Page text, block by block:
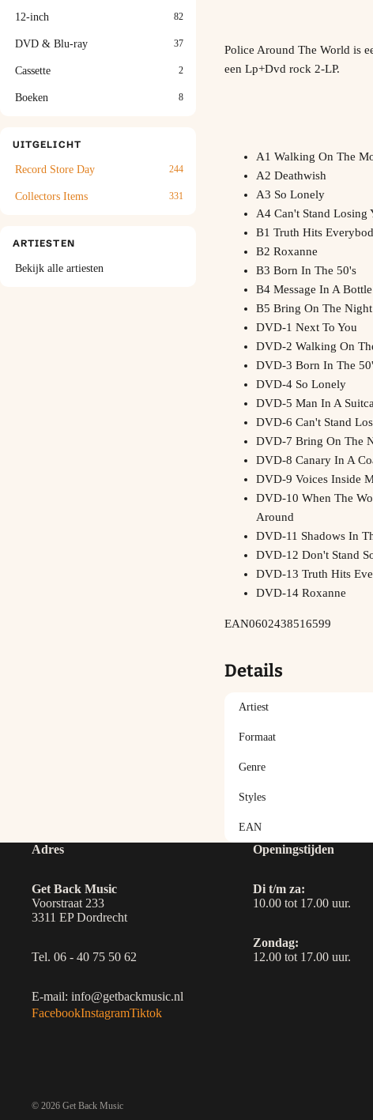
12-inch 82
DVD & Blu-ray 37
Cassette 2
Boeken 8
UITGELICHT
Record Store Day 244
Collectors Items 331
ARTIESTEN
Bekijk alle artiesten
Police Around The World is
een Lp+Dvd rock 2-LP.
A1 Walking On The
A2 Deathwish
A3 So Lonely
A4 Can't Stand Losing
B1 Truth Hits
B2 Roxanne
B3 Born In The 50's
B4 Message In A Bottle
B5 Bring On The Night
DVD-1 Next To You
DVD-2 Walking On
DVD-3 Born In The
DVD-4 So Lonely
DVD-5 Man In A
DVD-6 Can't Stand
DVD-7 Bring On The
DVD-8 Canary In A
DVD-9 Voices Inside
DVD-10 When The
Around
DVD-11 Shadows In
DVD-12 Don't Stand
DVD-13 Truth Hits
DVD-14 Roxanne
EAN0602438516599
Details
Artiest
Formaat
Genre
Styles
EAN
Adres
Get Back Music
Voorstraat 233
3311 EP Dordrecht
Tel. 06 - 40 75 50 62
E-mail: info@getbackmusic.nl
Openingstijden
Di t/m za:
10.00 tot 17.00 uur.
Zondag:
12.00 tot 17.00 uur.
FacebookInstagramTiktok
© 2026 Get Back Music